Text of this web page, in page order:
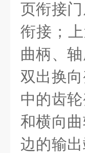
页衔接
衔接；
曲柄、
双出换
中的齿
和横向
边的输